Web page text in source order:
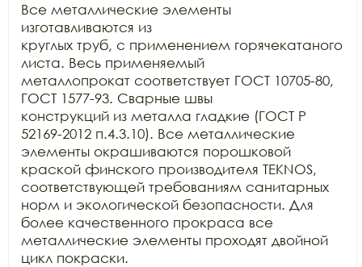
Все металлические элементы
изготавливаются из
круглых труб, с применением горячекатаного
листа. Весь применяемый
металлопрокат соответствует ГОСТ 10705-80,
ГОСТ 1577-93. Сварные швы
конструкций из металла гладкие (ГОСТ Р
52169-2012 п.4.3.10). Все металлические
элементы окрашиваются порошковой
краской финского производителя TEKNOS,
соответствующей требованиям санитарных
норм и экологической безопасности. Для
более качественного прокраса все
металлические элементы проходят двойной
цикл покраски.